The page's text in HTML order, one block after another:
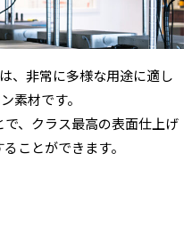
、非常に多様な用途に適し
素材です。
、クラス最高の表面仕上げ
ことができます。